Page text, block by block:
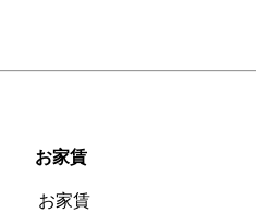
お家賃
お家賃